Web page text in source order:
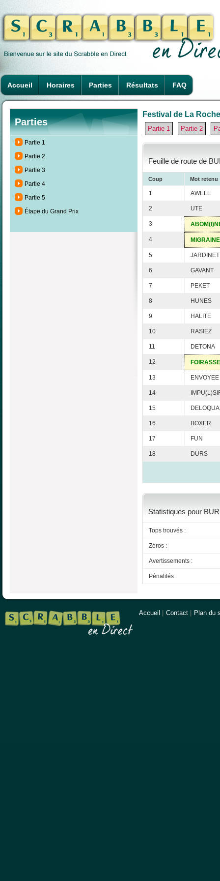
Accueil Horaires Parties Résultats FAQ
Parties
Partie 1
Partie 2
Partie 3
Partie 4
Partie 5
Étape du Grand Prix
Festival de La
Partie 1 Partie 2
Feuille de route de
Coup Mot retenu
1 AWELE
2 UTE
3
4 MIGRAINE
5 JARDINET
6 GAVANT
7 PEKET
8 HUNES
9 HALITE
10 RASIEZ
11 DETONA
12 FOIRASSE
13 ENVOYEE
14
15
16 BOXER
17 FUN
18 DURS
Statistiques pour
Tops trouvés :
Zéros :
Avertissements :
Pénalités :
Accueil Contact Plan du